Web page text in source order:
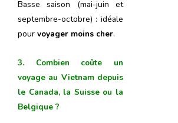
Basse saison (mai-juin et
septembre-octobre) : idéale
pour voyager moins cher.
3. Combien coûte un
voyage au Vietnam depuis
le Canada, la Suisse ou la
Belgique ?